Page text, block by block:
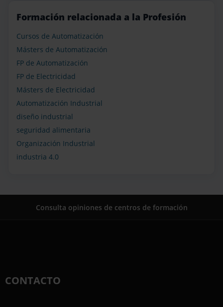
Formación relacionada a la Profesión
Cursos de Automatización
Másters de Automatización
FP de Automatización
FP de Electricidad
Másters de Electricidad
Automatización Industrial
diseño industrial
seguridad alimentaria
Organización Industrial
industria 4.0
Consulta opiniones de centros de formación
CONTACTO